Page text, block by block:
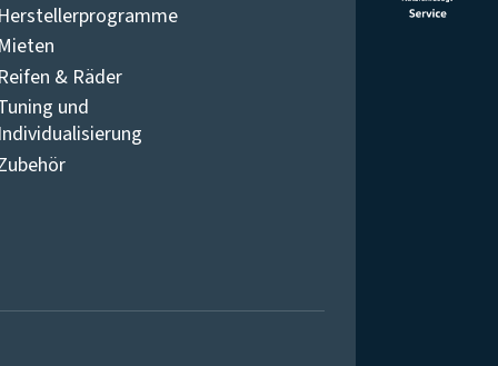
Herstellerprogramme
Mieten
Reifen & Räder
und
Individualisierung